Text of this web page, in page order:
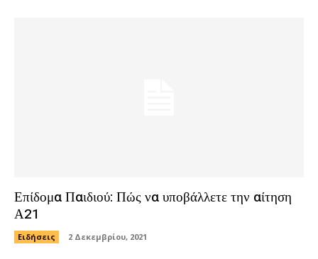
Επίδομα Παιδιού: Πώς να υποβάλλετε την αίτηση
Α21
Ειδήσεις 2 Δεκεμβρίου, 2021